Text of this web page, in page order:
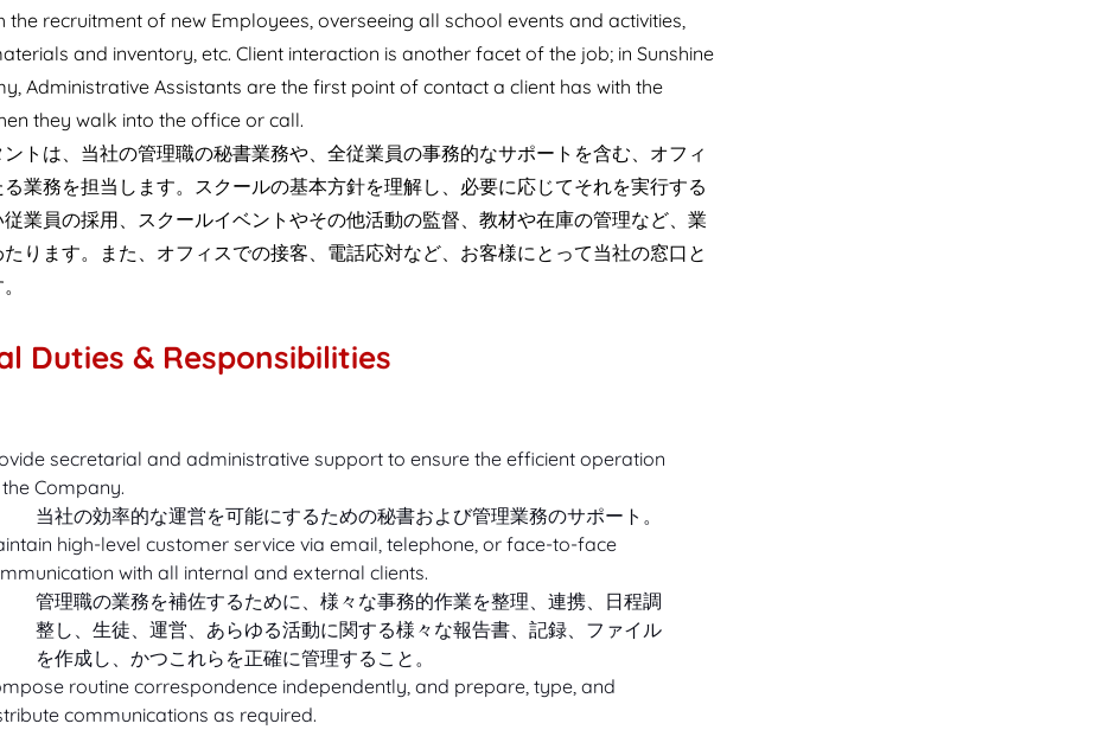
the recruitment of new Employees, overseeing all school events and activities,
and inventory, etc. Client interaction is another facet of the job; in Sunshine
Administrative Assistants are the first point of contact a client has with the
they walk into the office or call.
トは、当社の管理職の秘書業務や、全従業員の事務的なサポートを含む、オフィ
業務を担当します。スクールの基本方針を理解し、必要に応じてそれを実行する
従業員の採用、スクールイベントやその他活動の監督、教材や在庫の管理など、業
ります。また、オフィスでの接客、電話応対など、お客様にとって当社の窓口と
Duties & Responsibilities
secretarial and administrative support to ensure the efficient operation
Company.
当社の効率的な運営を可能にするための秘書および管理業務のサポート。
high-level customer service via email, telephone, or face-to-face
with all internal and external clients.
管理職の業務を補佐するために、様々な事務的作業を整理、連携、日程調
整し、生徒、運営、あらゆる活動に関する様々な報告書、記録、ファイル
を作成し、かつこれらを正確に管理すること。
routine correspondence independently, and prepare, type, and
communications as required.